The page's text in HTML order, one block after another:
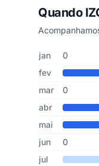
Quando
Cupons de
Mês Cupons
jan
0
fev
mar
0
abr
mai
jun
0
jul